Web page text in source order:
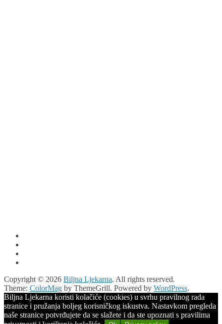
Copyright © 2026 Biljna Ljekarna. All rights reserved.
Theme: ColorMag by ThemeGrill. Powered by WordPress.
Biljna Ljekarna koristi kolačiće (cookies) u svrhu pravilnog rada
stranice i pružanja boljeg korisničkog iskustva. Nastavkom pregleda
naše stranice potvrđujete da se slažete i da ste upoznati s pravilima